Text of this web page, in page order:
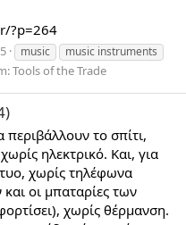
?p=264
music
music instruments
Tools of the Trade
το σπίτι,
ηλεκτρικό. Και, για
χωρίς τηλέφωνα
οι μπαταρίες των
χωρίς θέρμανση.